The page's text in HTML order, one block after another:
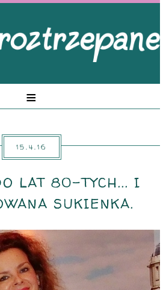
≡
15.4.16
LAT 80-TYCH... I
SUKIENKA.